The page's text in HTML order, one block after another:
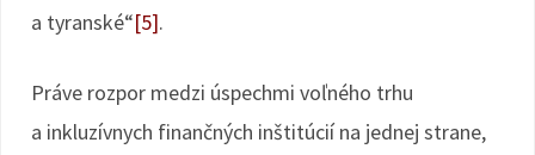
a tyranské“[5].
Práve rozpor medzi úspechmi voľného trhu
a inkluzívnych finančných inštitúcií na jednej strane,